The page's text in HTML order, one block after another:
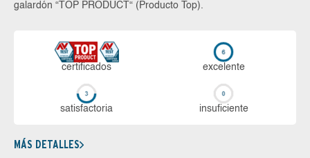
galardón “TOP PRODUCT“ (Producto Top).
certi­ficados ex­ce­len­te
sa­tis­fac­to­ria in­su­fi­cien­te
MÁS DETALLES